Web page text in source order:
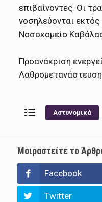
επιβαίνοντες. Οι
νοσηλεύονται εκτός
Νοσοκομείο
Προανάκριση
Αστυνομικά
Μοιραστείτε το
Facebook
Twitter